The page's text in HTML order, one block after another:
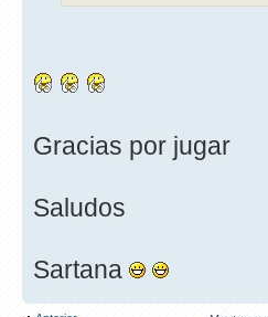
Gracias por jugar
Saludos
Sartana